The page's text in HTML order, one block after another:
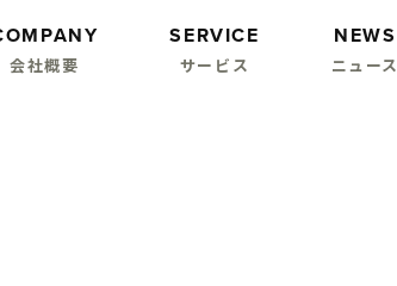
会社概要
SERVICE
サービス
NEWS
ニュース